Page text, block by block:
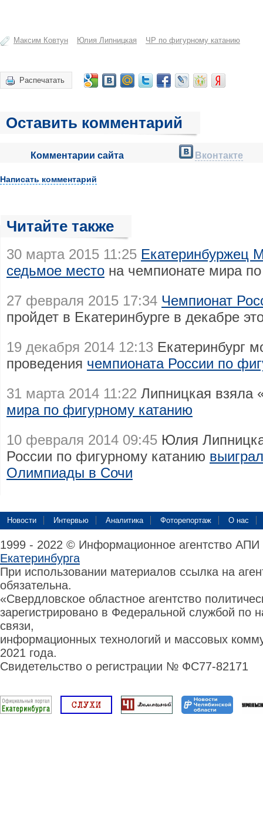
Максим Ковтун Юлия Липницкая ЧР по фигурному катанию
Распечатать
Оставить комментарий
Комментарии сайта Вконтакте
Написать комментарий
Читайте также
30 марта 2015 11:25 Екатеринбуржец
седьмое место на чемпионате мира
27 февраля 2015 17:34 Чемпионат
пройдет в Екатеринбурге в декабре
19 декабря 2014 12:13 Екатеринбург
проведения чемпионата России по
31 марта 2014 11:22 Липницкая взяла
мира по фигурному катанию
10 февраля 2014 09:45 Юлия
России по фигурному катанию
Олимпиады в Сочи
Новости Интервью Аналитика Фоторепортаж О нас
1999 - 2022 © Информационное агентство
Екатеринбурга
При использовании материалов ссылка на
обязательна.
«Свердловское областное агентство
зарегистрировано в Федеральной службой по
связи,
информационных технологий и массовых
2021 года.
Свидетельство о регистрации № ФС77-82171